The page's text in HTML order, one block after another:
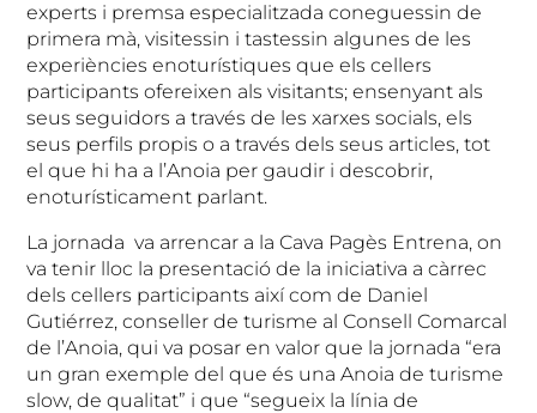
experts i premsa especialitzada coneguessin de
primera mà, visitessin i tastessin algunes de les
experiències enoturístiques que els cellers
participants ofereixen als visitants; ensenyant als
seus seguidors a través de les xarxes socials, els
seus perfils propis o a través dels seus articles, tot
el que hi ha a l’Anoia per gaudir i descobrir,
enoturísticament parlant.
La jornada va arrencar a la Cava Pagès Entrena, on
va tenir lloc la presentació de la iniciativa a càrrec
dels cellers participants així com de Daniel
Gutiérrez, conseller de turisme al Consell Comarcal
de l’Anoia, qui va posar en valor que la jornada “era
un gran exemple del que és una Anoia de turisme
slow, de qualitat” i que “segueix la línia de